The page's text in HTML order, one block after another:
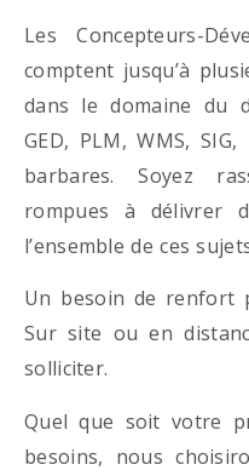
Les Concepteurs-
comptent jusqu’à
dans le domaine du
GED, PLM, WMS,
barbares. Soyez
rompues à délivrer
l’ensemble de ces
Un besoin de renfort
Sur site ou en
solliciter.
Quel que soit votre
besoins, nous